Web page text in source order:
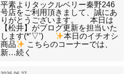
平素よりタックルベリー秦野246
号店をご利用頂きまして、誠にあ
りがとうございます。 本日は
【松井】がブログ更新を担当いた
します(*’▽’)
本日のイチオシ
商品
こちらのコーナーでは、
新…続く